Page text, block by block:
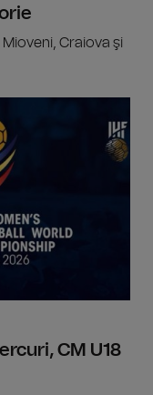
Mioveni, Craiova şi
CM U18